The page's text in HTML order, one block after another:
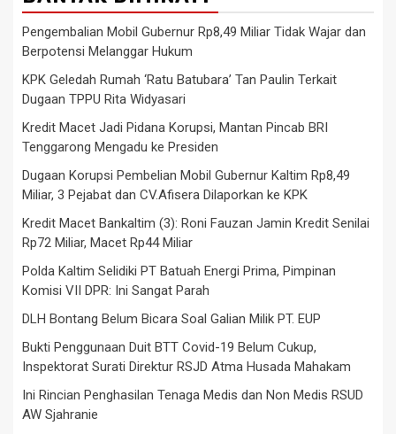
Pengembalian Mobil Gubernur Rp8,49 Miliar Tidak Wajar dan
Berpotensi Melanggar Hukum
KPK Geledah Rumah ‘Ratu Batubara’ Tan Paulin Terkait
Dugaan TPPU Rita Widyasari
Kredit Macet Jadi Pidana Korupsi, Mantan Pincab BRI
Tenggarong Mengadu ke Presiden
Dugaan Korupsi Pembelian Mobil Gubernur Kaltim Rp8,49
Miliar, 3 Pejabat dan CV.Afisera Dilaporkan ke KPK
Kredit Macet Bankaltim (3): Roni Fauzan Jamin Kredit Senilai
Rp72 Miliar, Macet Rp44 Miliar
Polda Kaltim Selidiki PT Batuah Energi Prima, Pimpinan
Komisi VII DPR: Ini Sangat Parah
DLH Bontang Belum Bicara Soal Galian Milik PT. EUP
Bukti Penggunaan Duit BTT Covid-19 Belum Cukup,
Inspektorat Surati Direktur RSJD Atma Husada Mahakam
Ini Rincian Penghasilan Tenaga Medis dan Non Medis RSUD
AW Sjahranie